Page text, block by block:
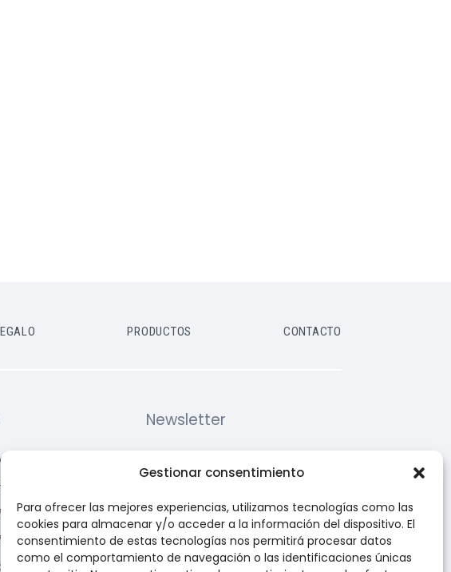
Gestionar consentimiento
Para ofrecer las mejores experiencias, utilizamos tecnologías como las
cookies para almacenar y/o acceder a la información del dispositivo. El
consentimiento de estas tecnologías nos permitirá procesar datos
como el comportamiento de navegación o las identificaciones únicas
PRODUCTOS CONTACTO
Nº 8,
22 67 88
34 12 58
Newsletter
noticias y ofertas en tu correo